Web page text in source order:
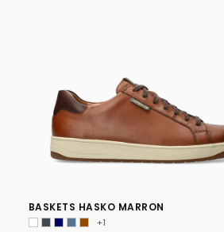
BASKETS HASKO MARRON
+1